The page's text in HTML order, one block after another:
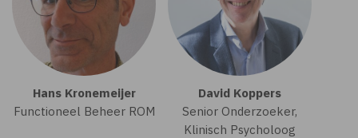
Hans Kronemeijer
Functioneel Beheer ROM
David Koppers
Senior Onderzoeker,
Klinisch Psycholoog